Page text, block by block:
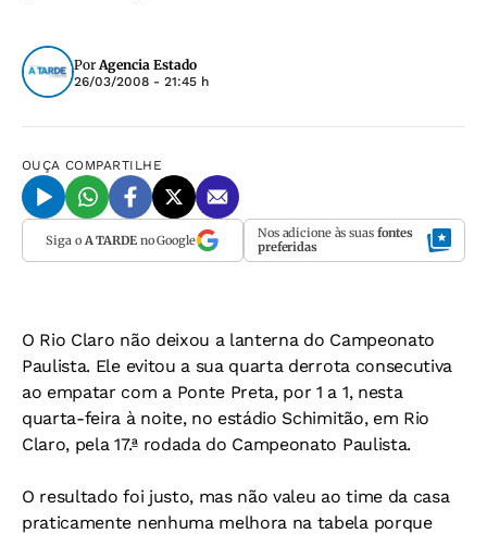
PorAgencia Estado
26/03/2008 - 21:45 h
OUÇA COMPARTILHE
Siga o A TARDEno Google Nos adicione às suas fontes
preferidas
O Rio Claro não deixou a lanterna do Campeonato
Paulista. Ele evitou a sua quarta derrota consecutiva
ao empatar com a Ponte Preta, por 1 a 1, nesta
quarta-feira à noite, no estádio Schimitão, em Rio
Claro, pela 17.ª rodada do Campeonato Paulista.
O resultado foi justo, mas não valeu ao time da casa
praticamente nenhuma melhora na tabela porque